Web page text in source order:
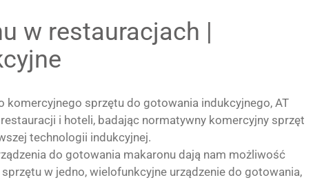
w restauracjach |
sprzętu do gotowania indukcyjnego, AT
i hoteli, badając normatywny komercyjny sprzęt
technologii indukcyjnej.
do gotowania makaronu dają nam możliwość
w jedno, wielofunkcyjne urządzenie do gotowania,